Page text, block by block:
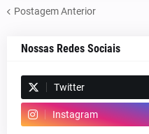
Postagem Anterior
Nossas Redes Sociais
Twitter
Instagram